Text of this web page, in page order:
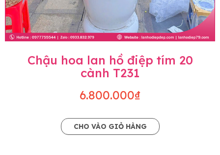
Chậu hoa lan hồ điệp tím 20
cành T231
6.800.000₫
CHO VÀO GIỎ HÀNG